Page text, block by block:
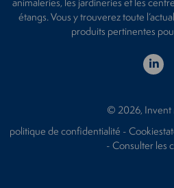
étangs. Vous y trouverez toute
produits pertinentes
© 2026, Invent
politique de confidentialité -
-Consulter les